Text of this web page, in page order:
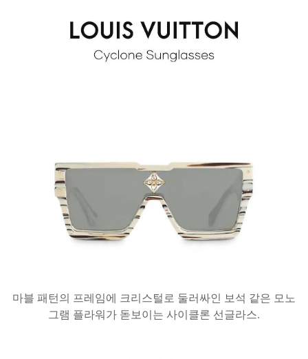
마블 패턴의 프레임에 크리스털로 둘러싸인 보석 같은 모노
그램 플라워가 돋보이는 사이클론 선글라스.